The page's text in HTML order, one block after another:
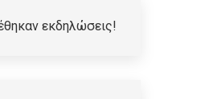
εκδηλώσεις!